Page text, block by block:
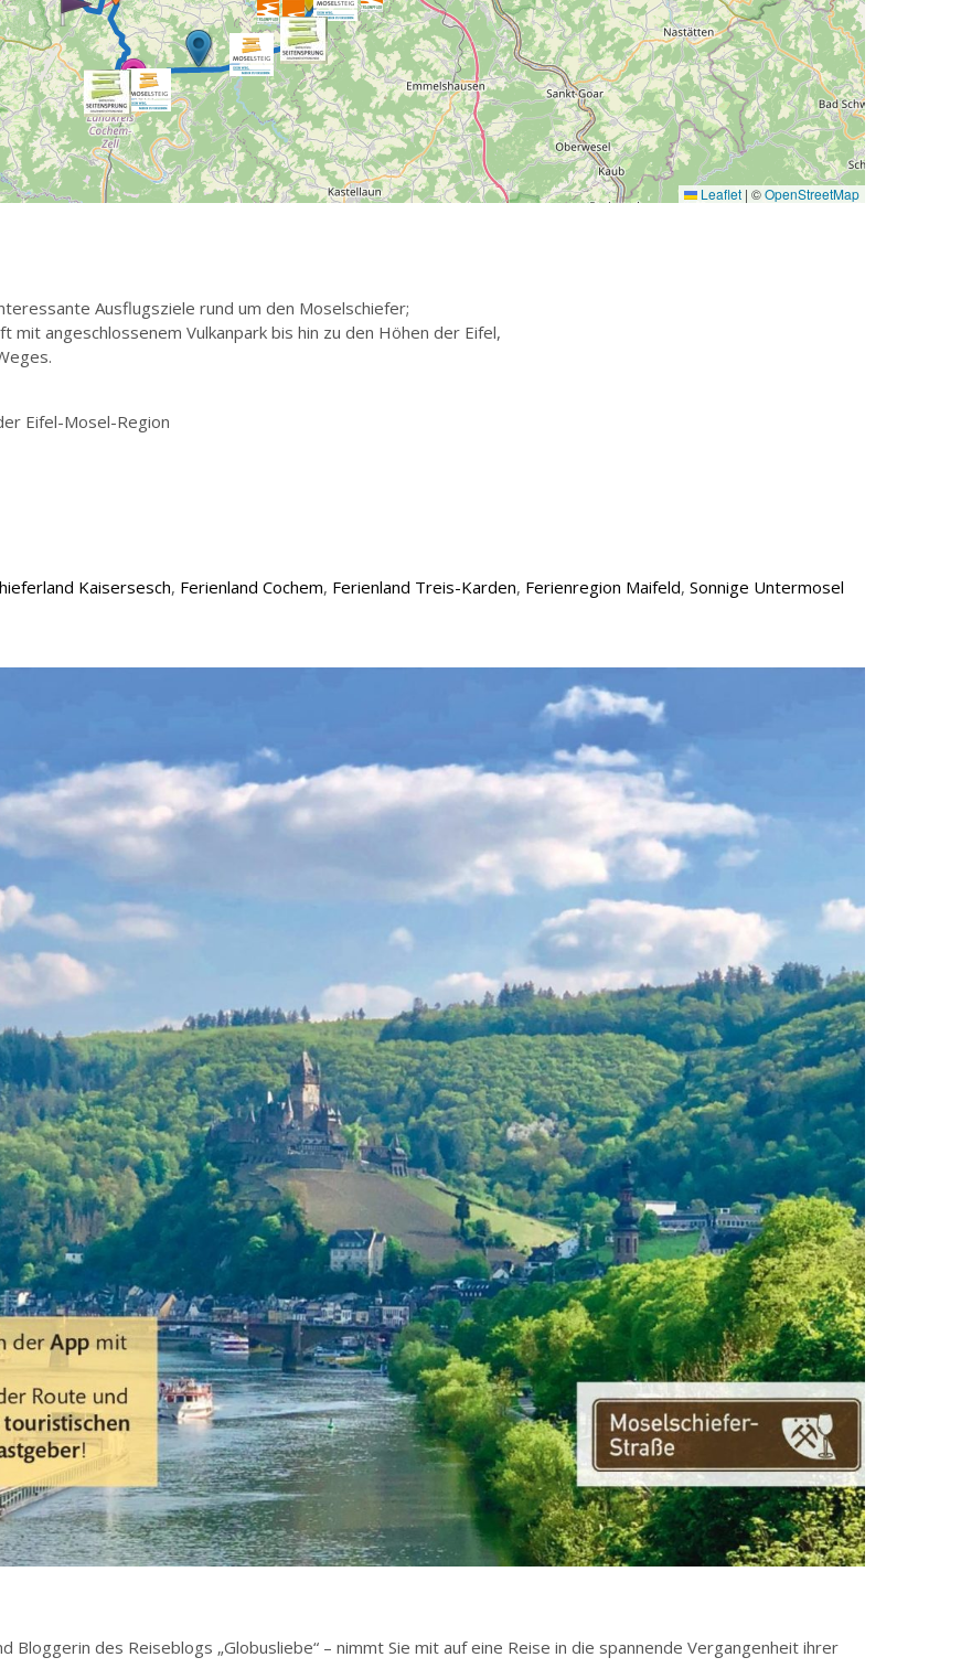
Leaflet | ©OpenStreetMap
Ausflugsziele rund um den Moselschiefer;
mit angeschlossenem Vulkanpark bis hin zu den Höhen der Eifel,
Eifel-Mosel-Region
Kaisersesch, Ferienland Cochem, Ferienland Treis-Karden, Ferienregion Maifeld, Sonnige Untermosel
Bloggerin des Reiseblogs „Globusliebe“ – nimmt Sie mit auf eine Reise in die spannende Vergangenheit ihrer